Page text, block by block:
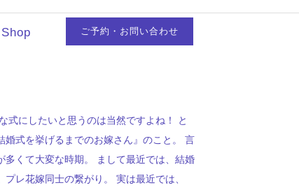
Shop ご予約・お問い合わせ
式にしたいと思うのは当然ですよね！ と
式を挙げるまでのお嫁さん』のこと。 言
くて大変な時期。 まして最近では、結婚
レ花嫁同士の繋がり。 実は最近では、